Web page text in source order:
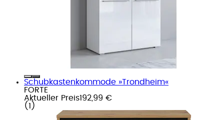
Schubkastenkommode »Trondheim«
FORTE
Aktueller Preis192,99 €
( 1 )